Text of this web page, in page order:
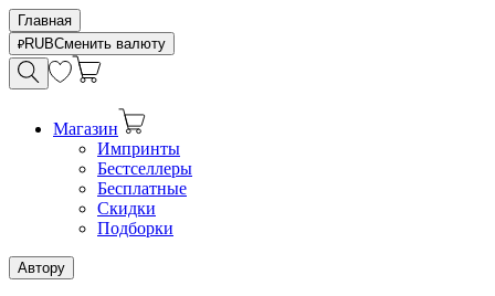
Главная
RUBСменить валюту
Магазин
Импринты
Бестселлеры
Бесплатные
Скидки
Подборки
Автору